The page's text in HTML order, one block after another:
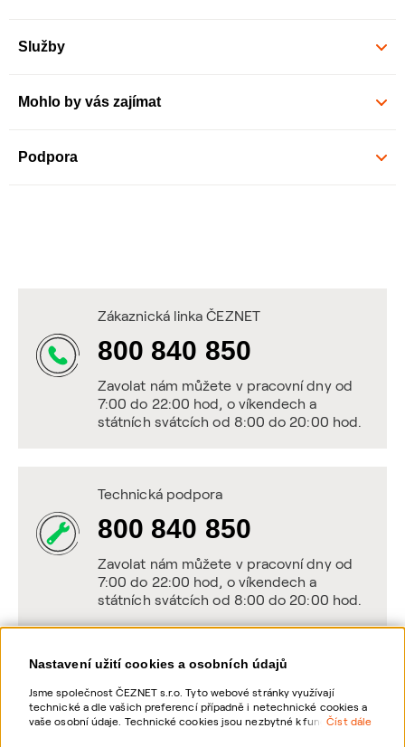
Nastavení užití cookies a osobních údajů
Jsme společnost ČEZNET s.r.o. Tyto webové stránky využívají
technické a dle vašich preferencí případně i netechnické cookies a
vaše osobní údaje. Technické cookies jsou nezbytné k fungování
Číst dále
Služby
Mohlo by vás zajímat
Podpora
Zákaznická linka ČEZNET
800 840 850
Zavolat nám můžete v pracovní dny od
7:00 do 22:00 hod, o víkendech a
státních svátcích od 8:00 do 20:00 hod.
Technická podpora
800 840 850
Zavolat nám můžete v pracovní dny od
7:00 do 22:00 hod, o víkendech a
státních svátcích od 8:00 do 20:00 hod.
Napište nám
POSLAT VZKAZ